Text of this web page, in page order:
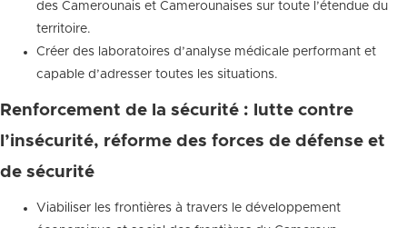
des Camerounais et Camerounaises sur toute l’étendue du
territoire.
Créer des laboratoires d’analyse médicale performant et
capable d’adresser toutes les situations.
Renforcement de la sécurité : lutte contre
l’insécurité, réforme des forces de défense et
de sécurité
Viabiliser les frontières à travers le développement